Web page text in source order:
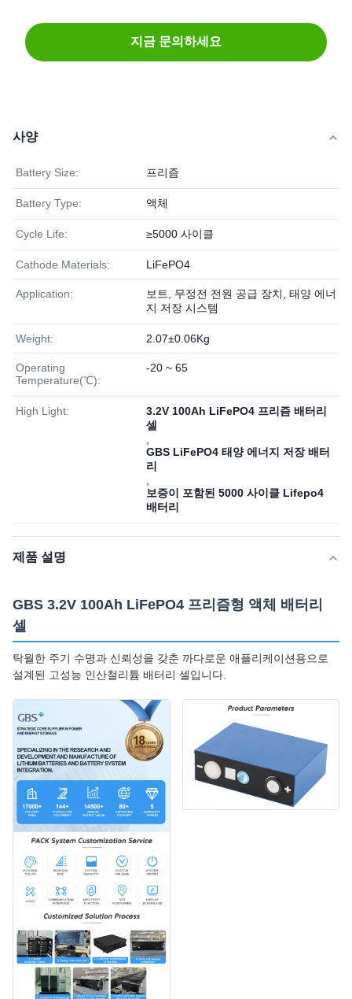
지금 문의하세요
사양
Battery Size: 프리즘
Battery Type: 액체
Cycle Life: ≥5000 사이클
Cathode Materials: LiFePO4
Application:
보트, 무정전 전원 공급 장치, 태양 에너
지 저장 시스템
Weight: 2.07±0.06Kg
Operating
Temperature(℃):
-20 ~ 65
High Light:
3.2V 100Ah LiFePO4 프리즘 배터리
셀
GBS LiFePO4 태양 에너지 저장 배터
리
보증이 포함된 5000 사이클 Lifepo4
배터리
제품 설명
GBS 3.2V 100Ah LiFePO4 프리즘형 액체 배터리
셀
탁월한 주기 수명과 신뢰성을 갖춘 까다로운 애플리케이션용으로
설계된 고성능 인산철리튬 배터리 셀입니다.